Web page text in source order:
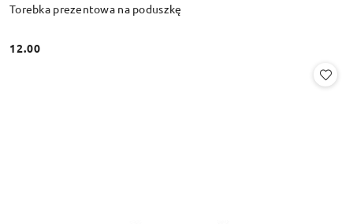
Torebka prezentowa na poduszkę
Cena:
12.00